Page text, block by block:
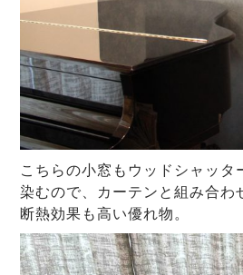
こちらの小窓もウッドシャッタ
染むので、カーテンと組み合わ
断熱効果も高い優れ物。